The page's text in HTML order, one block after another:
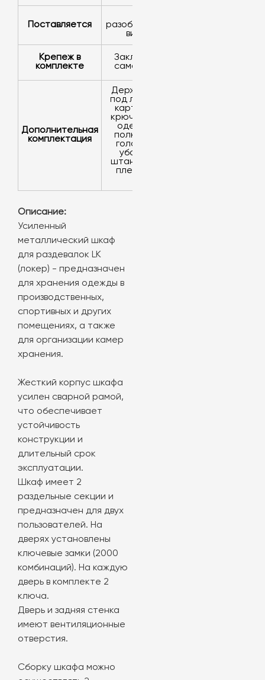
Поставляется
разобранном
виде
Крепеж в
комплекте
заклепки,
саморезы
Дополнительная
комплектация
держатель
под личную
карточку,
крючки для
одежды,
полка для
головных
уборов,
штанга для
плечиков
Описание:
Усиленный
металлический шкаф
для раздевалок LK
(локер) - предназначен
для хранения одежды в
производственных,
спортивных и других
помещениях, а также
для организации камер
хранения.
Жесткий корпус шкафа
усилен сварной рамой,
что обеспечивает
устойчивость
конструкции и
длительный срок
эксплуатации.
Шкаф имеет 2
раздельные секции и
предназначен для двух
пользователей. На
дверях установлены
ключевые замки (2000
комбинаций). На каждую
дверь в комплекте 2
ключа.
Дверь и задняя стенка
имеют вентиляционные
отверстия.
Сборку шкафа можно